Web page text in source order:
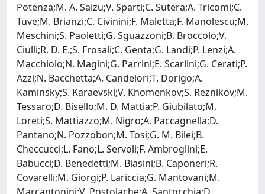
Potenza;M. A. Saizu;V. Sparti;C. Sutera;A. Tricomi;C.
Tuve;M. Brianzi;C. Civinini;F. Maletta;F. Manolescu;M.
Meschini;S. Paoletti;G. Sguazzoni;B. Broccolo;V.
Ciulli;R. D. E.;S. Frosali;C. Genta;G. Landi;P. Lenzi;A.
Macchiolo;N. Magini;G. Parrini;E. Scarlini;G. Cerati;P.
Azzi;N. Bacchetta;A. Candelori;T. Dorigo;A.
Kaminsky;S. Karaevski;V. Khomenkov;S. Reznikov;M.
Tessaro;D. Bisello;M. D. Mattia;P. Giubilato;M.
Loreti;S. Mattiazzo;M. Nigro;A. Paccagnella;D.
Pantano;N. Pozzobon;M. Tosi;G. M. Bilei;B.
Checcucci;L. Fano;L. Servoli;F. Ambroglini;E.
Babucci;D. Benedetti;M. Biasini;B. Caponeri;R.
Covarelli;M. Giorgi;P. Lariccia;G. Mantovani;M.